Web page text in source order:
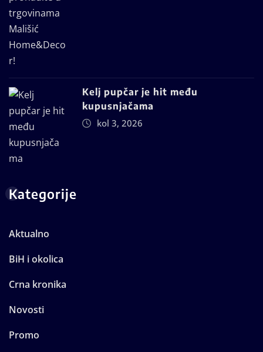
Kelj pupčar je hit među
kupusnjačama
kol 3, 2026
Kategorije
Aktualno
BiH i okolica
Crna kronika
Novosti
Promo